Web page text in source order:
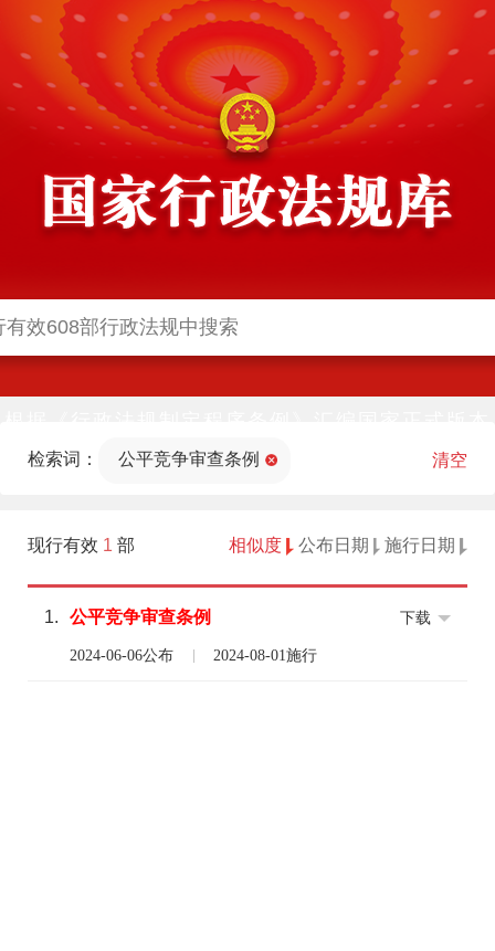
法部官网)同步公布
检索词： 公平竞争审查条例 清空
现行有效 1 部 相似度 公布日期 施行日期
1. 公平竞争审查条例
2024-06-06公布 2024-08-01施行
下载